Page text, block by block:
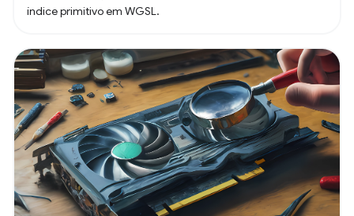
índice primitivo em WGSL.